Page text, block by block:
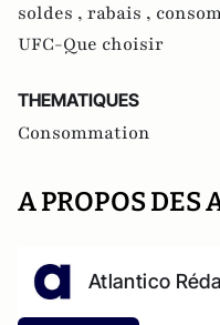
soldes , rabais ,
UFC-Que choisir
THEMATIQUES
Consommation
A PROPOS DES
Atlantico